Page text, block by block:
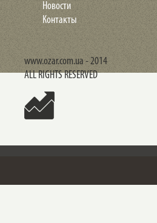
Новости
Контакты
www.ozar.com.ua - 2014
ALL RIGHTS RESERVED